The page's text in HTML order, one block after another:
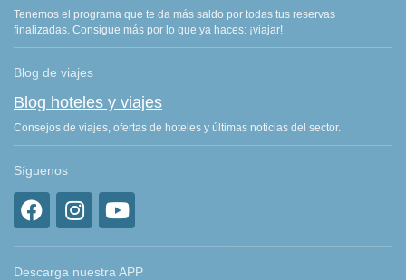
Tenemos el programa que te da más saldo por todas tus reservas
finalizadas. Consigue más por lo que ya haces: ¡viajar!
Blog de viajes
Blog hoteles y viajes
Consejos de viajes, ofertas de hoteles y últimas noticias del sector.
Síguenos
Descarga nuestra APP